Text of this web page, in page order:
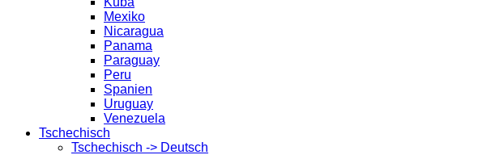
Mexiko
Nicaragua
Panama
Paraguay
Peru
Spanien
Uruguay
Venezuela
Tschechisch
Tschechisch -> Deutsch